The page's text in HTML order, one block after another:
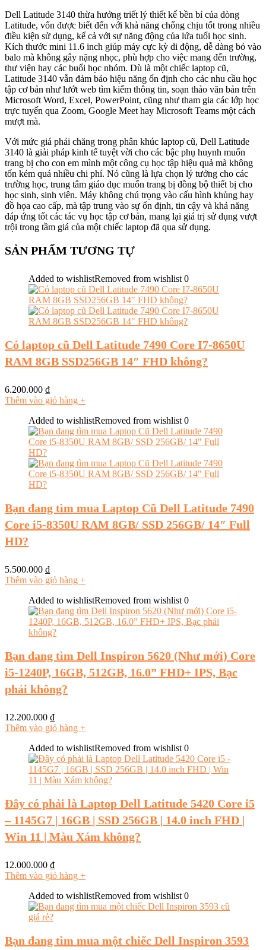
Dell Latitude 3140 thừa hưởng triết lý thiết kế bền bỉ của dòng
Latitude, vốn được biết đến với khả năng chống chịu tốt trong nhiều
điều kiện sử dụng, kể cả với sự năng động của lứa tuổi học sinh.
Kích thước mini 11.6 inch giúp máy cực kỳ di động, dễ dàng bỏ vào
balo mà không gây nặng nhọc, phù hợp cho việc mang đến trường,
thư viện hay các buổi học nhóm. Dù là một chiếc laptop cũ,
Latitude 3140 vẫn đảm bảo hiệu năng ổn định cho các nhu cầu học
tập cơ bản như lướt web tìm kiếm thông tin, soạn thảo văn bản trên
Microsoft Word, Excel, PowerPoint, cũng như tham gia các lớp học
trực tuyến qua Zoom, Google Meet hay Microsoft Teams một cách
mượt mà.
Với mức giá phải chăng trong phân khúc laptop cũ, Dell Latitude
3140 là giải pháp kinh tế tuyệt vời cho các bậc phụ huynh muốn
trang bị cho con em mình một công cụ học tập hiệu quả mà không
tốn kém quá nhiều chi phí. Nó cũng là lựa chọn lý tưởng cho các
trường học, trung tâm giáo dục muốn trang bị đồng bộ thiết bị cho
học sinh, sinh viên. Máy không chú trọng vào cấu hình khủng hay
đồ họa cao cấp, mà tập trung vào sự ổn định, tin cậy và khả năng
đáp ứng tốt các tác vụ học tập cơ bản, mang lại giá trị sử dụng vượt
trội trong tầm giá của một chiếc laptop đã qua sử dụng.
SẢN PHẨM TƯƠNG TỰ
Added to wishlistRemoved from wishlist 0
Có laptop cũ Dell Latitude 7490 Core I7-8650U
RAM 8GB SSD256GB 14″ FHD không?
6.200.000 ₫
Thêm vào giỏ hàng +
Added to wishlistRemoved from wishlist 0
Bạn đang tìm mua Laptop Cũ Dell Latitude 7490
Core i5-8350U RAM 8GB/ SSD 256GB/ 14″ Full
HD?
5.500.000 ₫
Thêm vào giỏ hàng +
Added to wishlistRemoved from wishlist 0
Bạn đang tìm Dell Inspiron 5620 (Như mới) Core
i5-1240P, 16GB, 512GB, 16.0” FHD+ IPS, Bạc
phải không?
12.200.000 ₫
Thêm vào giỏ hàng +
Added to wishlistRemoved from wishlist 0
Đây có phải là Laptop Dell Latitude 5420 Core i5
– 1145G7 | 16GB | SSD 256GB | 14.0 inch FHD |
Win 11 | Màu Xám không?
12.000.000 ₫
Thêm vào giỏ hàng +
Added to wishlistRemoved from wishlist 0
Bạn đang tìm mua một chiếc Dell Inspiron 3593